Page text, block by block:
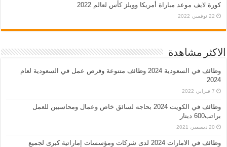
كورة لايف موعد مباراة أمريكا وويلز كأس لعالم 2022
22 نوفمبر، 2022
الاكثر مشاهدة
وظائف في السعودية 2024 وظائف متنوعة وفرص عمل في السعودية لعام
2024
7 فبراير، 2022
وظائف في الكويت 2024 بحاجه لسائق خاص وعمال ومحاسبين للعمل
براتب600 دينار
20 ديسمبر، 2021
وظائف في الامارات 2024 لدى شركات ومؤسسات إماراتية كبرى لجميع